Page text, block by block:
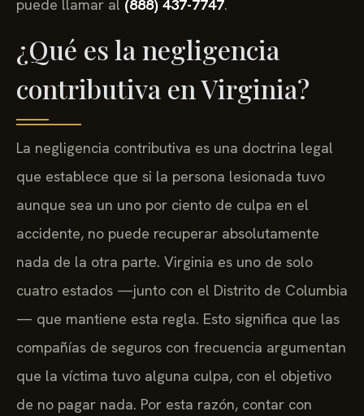
puede llamar al (888) 437-7747.
¿Qué es la negligencia
contributiva en Virginia?
La negligencia contributiva es una doctrina legal
que establece que si la persona lesionada tuvo
aunque sea un uno por ciento de culpa en el
accidente, no puede recuperar absolutamente
nada de la otra parte. Virginia es uno de solo
cuatro estados —junto con el Distrito de Columbia
— que mantiene esta regla. Esto significa que las
compañías de seguros con frecuencia argumentan
que la víctima tuvo alguna culpa, con el objetivo
de no pagar nada. Por esta razón, contar con